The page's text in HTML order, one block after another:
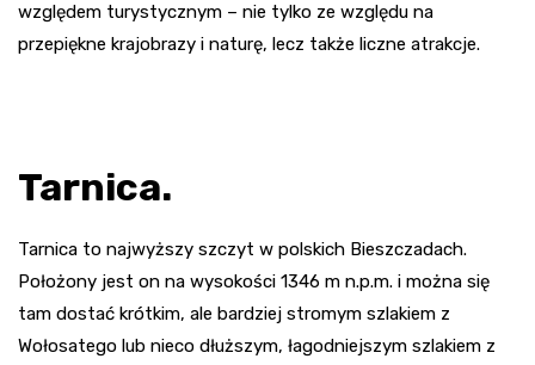
względem turystycznym – nie tylko ze względu na
przepiękne krajobrazy i naturę, lecz także liczne atrakcje.
Tarnica.
Tarnica to najwyższy szczyt w polskich Bieszczadach.
Położony jest on na wysokości 1346 m n.p.m. i można się
tam dostać krótkim, ale bardziej stromym szlakiem z
Wołosatego lub nieco dłuższym, łagodniejszym szlakiem z